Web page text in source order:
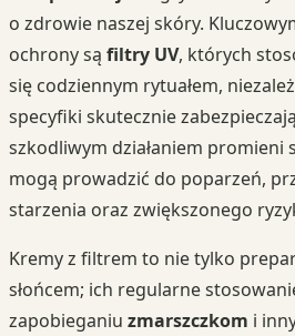
o zdrowie naszej skóry.
ochrony są filtry UV, których
się codziennym rytuałem,
specyfiki skutecznie
szkodliwym działaniem promieni
mogą prowadzić do poparzeń,
starzenia oraz zwiększonego
Kremy z filtrem to nie tylko
słońcem; ich regularne
zapobieganiu zmarszczkom i